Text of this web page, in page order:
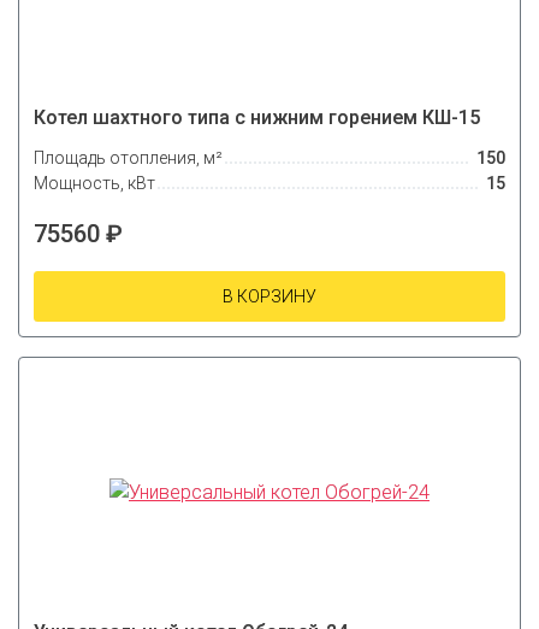
Котел шахтного типа с нижним горением КШ-15
Площадь отопления, м²
150
Мощность, кВт
15
75560 ₽
В КОРЗИНУ